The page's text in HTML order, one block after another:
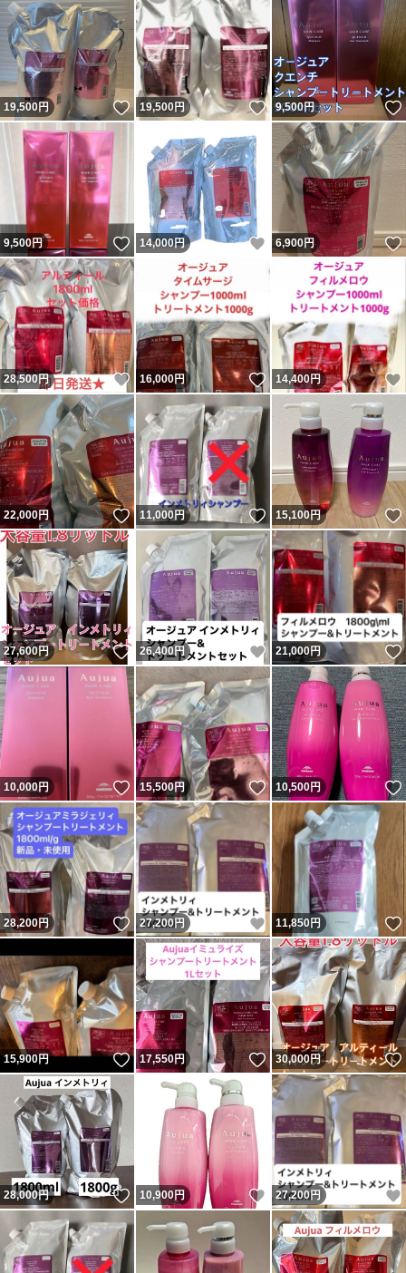
19,500円 いいね！
19,500円 いいね！
9,500円
9,500円 いいね！
14,000円 いいね！
6,900円
28,500円 いいね！
16,000円 いいね！
14,400円
22,000円 いいね！
11,000円 いいね！
15,100円
27,600円 いいね！
26,400 円 いいね！
21,000円
10,000円 いいね！
15,500円 いいね！
10,500円
28,200円 いいね！
27,200円 いいね！
11,850円
15,900円 いいね！
17,550円 いいね！
30,000円
28,000円 いいね！
10,900円 いいね！
27,200円